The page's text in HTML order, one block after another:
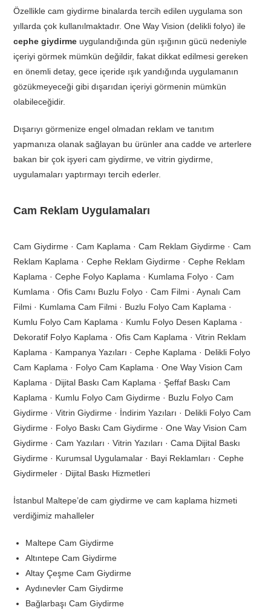
Özellikle cam giydirme binalarda tercih edilen uygulama son
yıllarda çok kullanılmaktadır. One Way Vision (delikli folyo) ile
cephe giydirme uygulandığında gün ışığının gücü nedeniyle
içeriyi görmek mümkün değildir, fakat dikkat edilmesi gereken
en önemli detay, gece içeride ışık yandığında uygulamanın
gözükmeyeceği gibi dışarıdan içeriyi görmenin mümkün
olabileceğidir.
Dışarıyı görmenize engel olmadan reklam ve tanıtım
yapmanıza olanak sağlayan bu ürünler ana cadde ve arterlere
bakan bir çok işyeri cam giydirme, ve vitrin giydirme,
uygulamaları yaptırmayı tercih ederler.
Cam Reklam Uygulamaları
Cam Giydirme · Cam Kaplama · Cam Reklam Giydirme · Cam
Reklam Kaplama · Cephe Reklam Giydirme · Cephe Reklam
Kaplama · Cephe Folyo Kaplama · Kumlama Folyo · Cam
Kumlama · Ofis Camı Buzlu Folyo · Cam Filmi · Aynalı Cam
Filmi · Kumlama Cam Filmi · Buzlu Folyo Cam Kaplama ·
Kumlu Folyo Cam Kaplama · Kumlu Folyo Desen Kaplama ·
Dekoratif Folyo Kaplama · Ofis Cam Kaplama · Vitrin Reklam
Kaplama · Kampanya Yazıları · Cephe Kaplama · Delikli Folyo
Cam Kaplama · Folyo Cam Kaplama · One Way Vision Cam
Kaplama · Dijital Baskı Cam Kaplama · Şeffaf Baskı Cam
Kaplama · Kumlu Folyo Cam Giydirme · Buzlu Folyo Cam
Giydirme · Vitrin Giydirme · İndirim Yazıları · Delikli Folyo Cam
Giydirme · Folyo Baskı Cam Giydirme · One Way Vision Cam
Giydirme · Cam Yazıları · Vitrin Yazıları · Cama Dijital Baskı
Giydirme · Kurumsal Uygulamalar · Bayi Reklamları · Cephe
Giydirmeler · Dijital Baskı Hizmetleri
İstanbul Maltepe’de cam giydirme ve cam kaplama hizmeti
verdiğimiz mahalleler
Maltepe Cam Giydirme
Altıntepe Cam Giydirme
Altay Çeşme Cam Giydirme
Aydınevler Cam Giydirme
Bağlarbaşı Cam Giydirme